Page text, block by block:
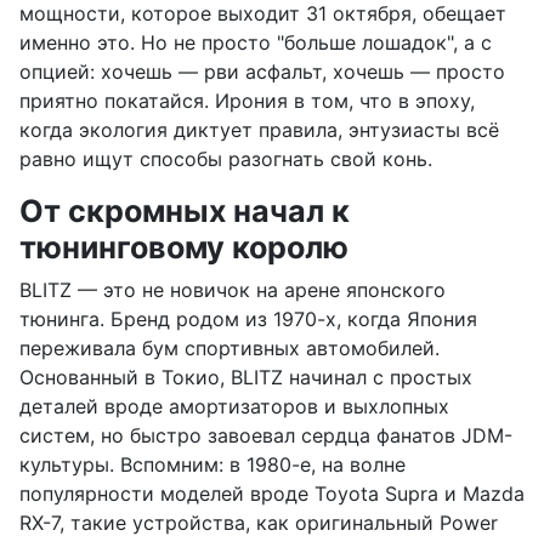
мощности, которое выходит 31 октября, обещает
именно это. Но не просто "больше лошадок", а с
опцией: хочешь — рви асфальт, хочешь — просто
приятно покатайся. Ирония в том, что в эпоху,
когда экология диктует правила, энтузиасты всё
равно ищут способы разогнать свой конь.
От скромных начал к
тюнинговому королю
BLITZ — это не новичок на арене японского
тюнинга. Бренд родом из 1970-х, когда Япония
переживала бум спортивных автомобилей.
Основанный в Токио, BLITZ начинал с простых
деталей вроде амортизаторов и выхлопных
систем, но быстро завоевал сердца фанатов JDM-
культуры. Вспомним: в 1980-е, на волне
популярности моделей вроде Toyota Supra и Mazda
RX-7, такие устройства, как оригинальный Power